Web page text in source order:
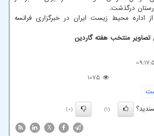
درگذشت.
اداره محیط زیست ایران در خبرگزاری فرانسه
تصاویر منتخب هفته گاردین
1075
(1)
(0)
X